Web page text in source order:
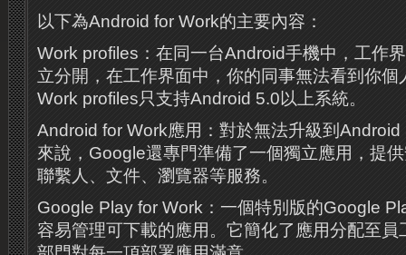
以下為Android for Work的主要內容：
Work profiles：在同一台Android手機中，工作
立分開，在工作界面中，你的同事無法看到你個
Work profiles只支持Android 5.0以上系統。
Android for Work應用：對於無法升級到
來說，Google還專門準備了一個獨立應用，提
聯繫人、文件、瀏覽器等服務。
Google Play for Work：一個特別版的Google
容易管理可下載的應用。它簡化了應用分配至員